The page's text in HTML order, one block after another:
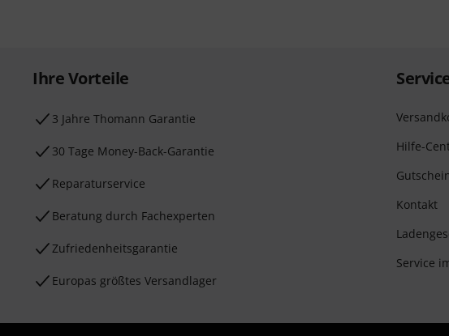
Ihre Vorteile
3 Jahre Thomann Garantie
30 Tage Money-Back-Garantie
Reparaturservice
Beratung durch Fachexperten
Zufriedenheitsgarantie
Europas größtes Versandlager
Hilfe-
Kontakt
Service